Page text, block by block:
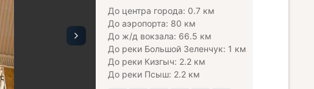
До центра города: 0.7 км
До аэропорта: 80 км
До ж/д вокзала: 66.5 км
До реки Большой Зеленчук: 1 км
До реки Кизгыч: 2.2 км
До реки Псыш: 2.2 км